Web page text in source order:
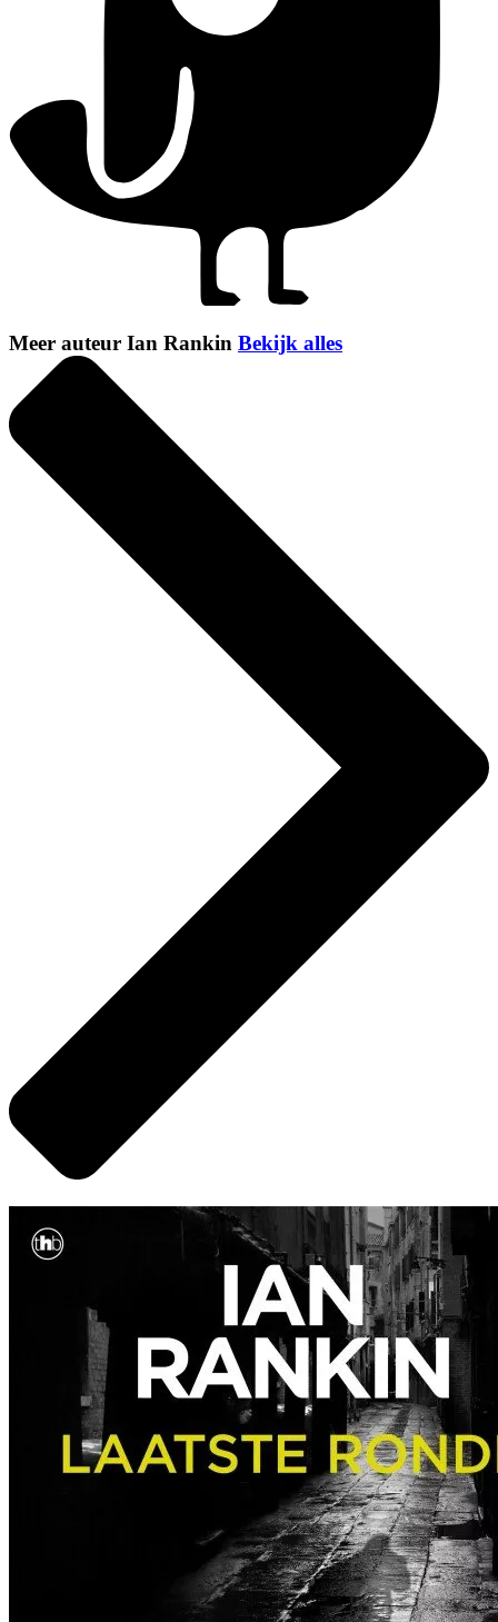
Meer auteur Ian Rankin Bekijk alles